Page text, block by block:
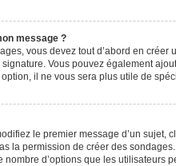
message ?
vous devez tout d’abord en
signature. Vous pouvez également
il ne vous sera plus utile de
le premier message d’un
la permission de créer des
d’options que les utilisateurs